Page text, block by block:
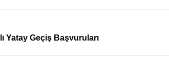
Yatay Geçiş Başvuruları